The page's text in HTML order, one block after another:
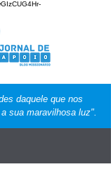
daquele que nos
sua maravilhosa luz".